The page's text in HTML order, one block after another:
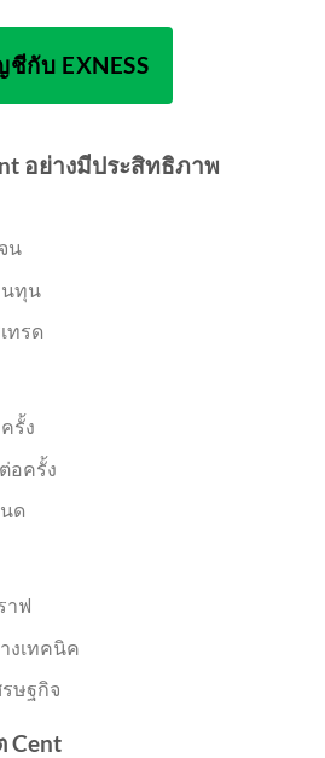
กับ EXNESS
อย่างมีประสิทธิภาพ
น
นทุน
ทรด
รั้ง
อครั้ง
ด
าฟ
งเทคนิค
ษฐกิจ
Cent